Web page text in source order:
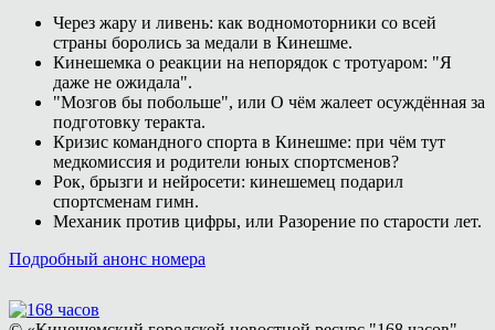
Через жару и ливень: как водномоторники со всей
страны боролись за медали в Кинешме.
Кинешемка о реакции на непорядок с тротуаром: "Я
даже не ожидала".
"Мозгов бы побольше", или О чём жалеет осуждённая за
подготовку теракта.
Кризис командного спорта в Кинешме: при чём тут
медкомиссия и родители юных спортсменов?
Рок, брызги и нейросети: кинешемец подарил
спортсменам гимн.
Механик против цифры, или Разорение по старости лет.
Подробный анонс номера